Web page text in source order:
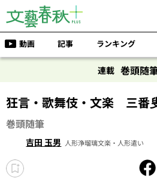
動画 記事 ランキング
連載 巻頭随
狂言・歌舞伎・文楽 三番
巻頭随筆
吉田 玉男 人形浄瑠璃文楽・人形遣い